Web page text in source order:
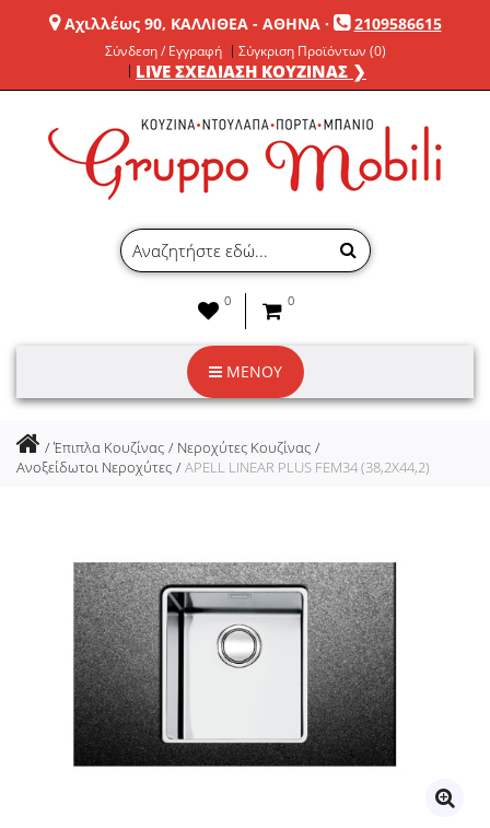
Αχιλλέως 90, ΚΑΛΛΙΘΕΑ - ΑΘΗΝΑ· 2109586615
Σύνδεση / Εγγραφή Σύγκριση Προϊόντων (0)
LIVE ΣΧΕΔΙΑΣΗ ΚΟΥΖΙΝΑΣ ❯
0 0
ΜΕΝΟΥ
Έπιπλα Κουζίνας
Νεροχύτες Κουζίνας
Ανοξείδωτοι Νεροχύτες
APELL LINEAR PLUS FEM34 (38,2X44,2)